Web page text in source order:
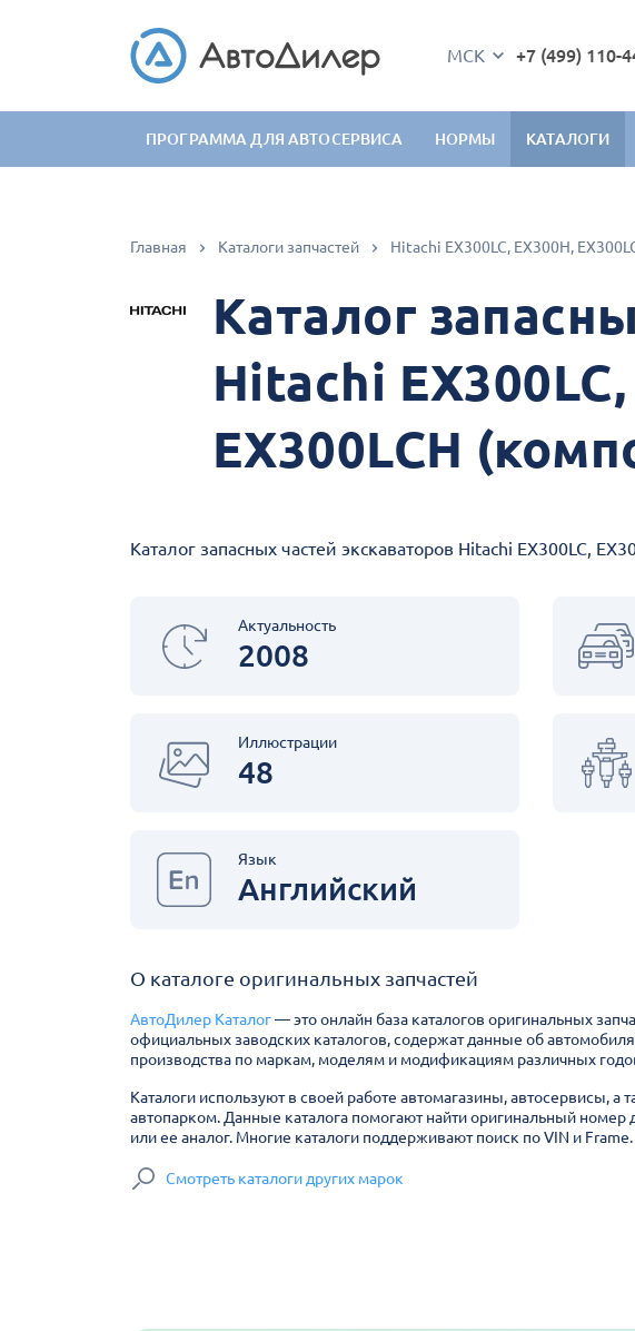
МСК +7 (499) 110-
ПРОГРАММА ДЛЯ АВТОСЕРВИСА НОРМЫ КАТАЛОГИ
Главная Каталоги запчастей
Каталог
Hitachi
EX300LCH
Каталог запасных частей экскаваторов Hitachi EX300LC,
Актуальность
2008
Иллюстрации
48
Язык
Английский
О каталоге оригинальных запчастей
АвтоДилер Каталог— это онлайн база каталогов оригинальных
официальных заводских каталогов, содержат данные об
производства по маркам, моделям и модификациям различных
Каталоги используют в своей работе автомагазины, автосервисы, а
автопарком. Данные каталога помогают найти оригинальный номер
или ее аналог. Многие каталоги поддерживают поиск по VIN и Frame.
Смотреть каталоги других марок